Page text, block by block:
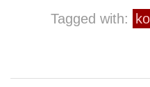
Tagged with: